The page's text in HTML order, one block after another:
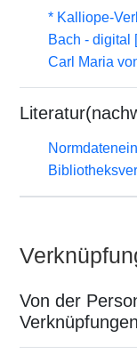
* Kalliope-
Bach - digital
Carl Maria
Von der
Verknüpfungen